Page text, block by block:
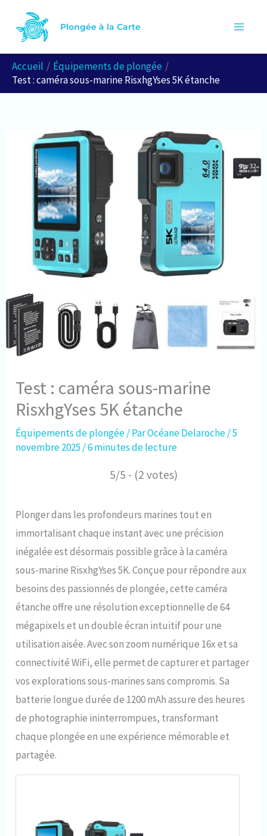
contenu
Plongée à la Carte
Accueil
Équipements de plongée
Test : caméra sous-marine RisxhgYses 5K étanche
Test : caméra sous-marine
RisxhgYses 5K étanche
Équipements de plongée/ ParOcéane Delaroche/5
novembre 2025 /6 minutes de lecture
5/5 - (2 votes)
Plonger dans les profondeurs marines tout en
immortalisant chaque instant avec une précision
inégalée est désormais possible grâce à la caméra
sous-marine RisxhgYses 5K. Conçue pour répondre aux
besoins des passionnés de plongée, cette caméra
étanche offre une résolution exceptionnelle de 64
mégapixels et un double écran intuitif pour une
utilisation aisée. Avec son zoom numérique 16x et sa
connectivité WiFi, elle permet de capturer et partager
vos explorations sous-marines sans compromis. Sa
batterie longue durée de 1200 mAh assure des heures
de photographie ininterrompues, transformant
chaque plongée en une expérience mémorable et
partagée.
e
h
e